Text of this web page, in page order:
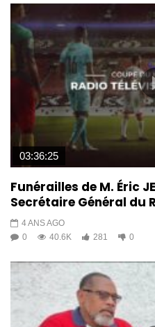
03:36:25
Funérailles de M. Éric
Secrétaire Général du
4 ANS AGO
0
40.6K 281 0